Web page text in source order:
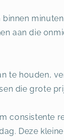
aan die
te houden,
die grote
consistente
Deze